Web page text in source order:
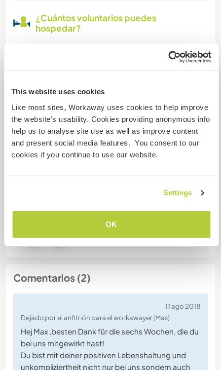
This website uses cookies
Like most sites, Workaway uses cookies to help improve
the website’s usability. Cookies providing anonymous info
help us to analyse site use as well as improve content
and present social media features. You consent to our
cookies if you continue to use our website.
Settings
OK
¿Cuántos voluntarios puedes
hospedar?
Número de referencia de anfitrión: 188759719649
Seguridad Web
Comentarios (2)
11 ago 2018
Dejado por el anfitrión para el workawayer (Max)
Hej Max ,besten Dank für die sechs Wochen, die du
bei uns mitgewirkt hast!
Du bist mit deiner positiven Lebenshaltung und
unkompliziertheit nicht nur bei uns sondern auch